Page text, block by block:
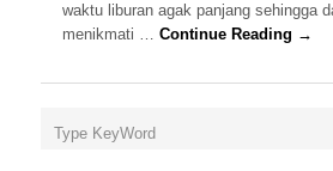
waktu liburan agak panjang sehingga
menikmati …Continue Reading →